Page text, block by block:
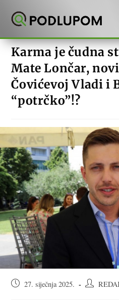
Karma je čudna
Mate Lončar,
Čovićevoj Vladi i
“potrčko”!?
Objava27. siječnja 2025.
Autor